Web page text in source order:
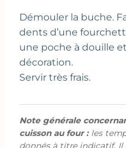
Démouler la buche.
dents d’une
une poche à douille
décoration.
Servir très frais.
Note générale
cuisson au four :les
donnés à titre indicatif. Il